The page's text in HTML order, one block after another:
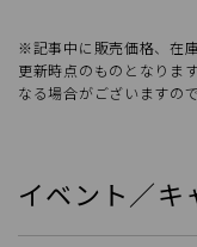
※記事中に販売価格、在
更新時点のものとなりま
なる場合がございますの
イベント／キ